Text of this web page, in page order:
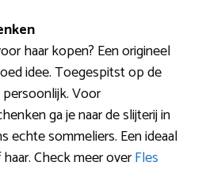
haar kopen? Een origineel
idee. Toegespitst op de
Voor
ga je naar de slijterij in
echte sommeliers. Een ideaal
Check meer overFles